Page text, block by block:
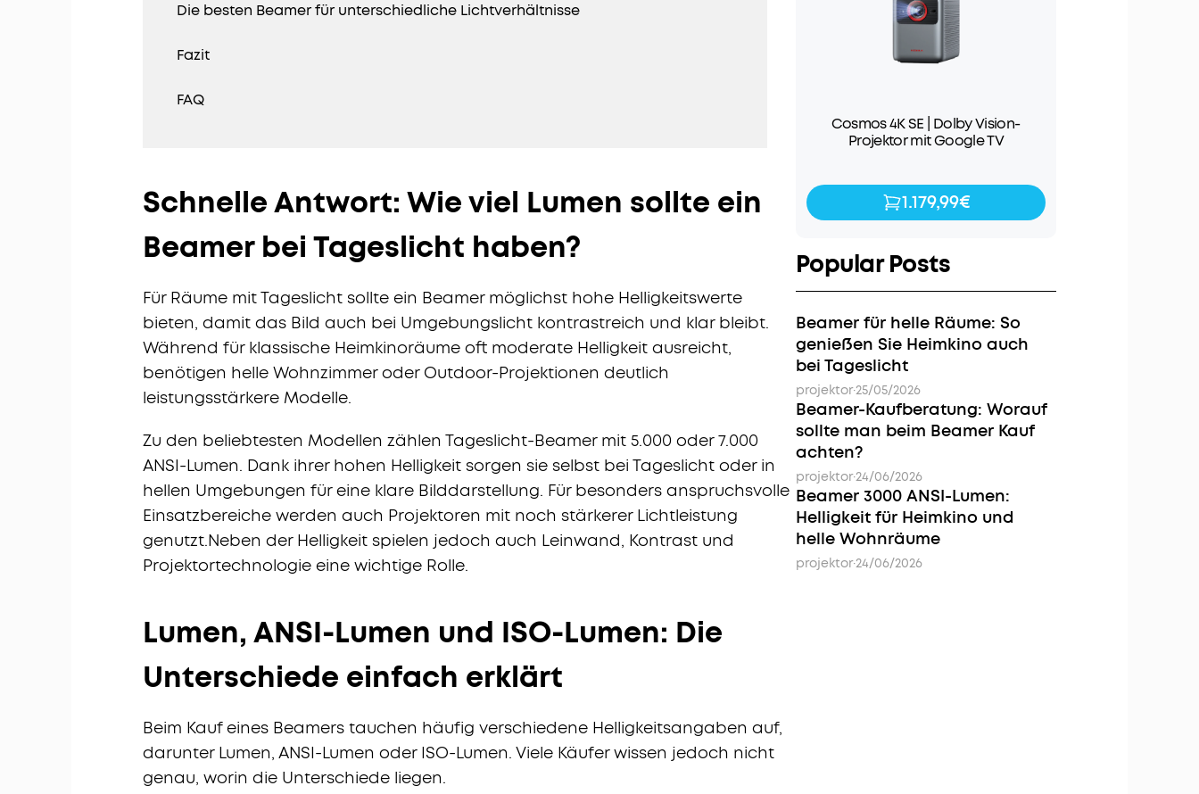
Die besten Beamer für unterschiedliche Lichtverhältnisse
Fazit
FAQ
Schnelle Antwort: Wie viel Lumen sollte ein
Beamer bei Tageslicht haben?
Für Räume mit Tageslicht sollte ein Beamer möglichst hohe Helligkeitswerte
bieten, damit das Bild auch bei Umgebungslicht kontrastreich und klar bleibt.
Während für klassische Heimkinoräume oft moderate Helligkeit ausreicht,
benötigen helle Wohnzimmer oder Outdoor-Projektionen deutlich
leistungsstärkere Modelle.
Zu den beliebtesten Modellen zählen Tageslicht-Beamer mit 5.000 oder 7.000
ANSI-Lumen. Dank ihrer hohen Helligkeit sorgen sie selbst bei Tageslicht oder in
hellen Umgebungen für eine klare Bilddarstellung. Für besonders anspruchsvolle
Einsatzbereiche werden auch Projektoren mit noch stärkerer Lichtleistung
genutzt.Neben der Helligkeit spielen jedoch auch Leinwand, Kontrast und
Projektortechnologie eine wichtige Rolle.
Lumen, ANSI-Lumen und ISO-Lumen: Die
Unterschiede einfach erklärt
Beim Kauf eines Beamers tauchen häufig verschiedene Helligkeitsangaben auf,
darunter Lumen, ANSI-Lumen oder ISO-Lumen. Viele Käufer wissen jedoch nicht
genau, worin die Unterschiede liegen.
Cosmos 4K SE | Dolby Vision-
Projektor mit Google TV
1.179,99€1.499,99€
1.179,99€
Popular Posts
Beamer für helle Räume: So
genießen Sie Heimkino auch
bei Tageslicht
projektor·25/05/2026
Beamer-Kaufberatung: Worauf
sollte man beim Beamer Kauf
achten?
projektor·24/06/2026
Beamer 3000 ANSI-Lumen:
Helligkeit für Heimkino und
helle Wohnräume
projektor·24/06/2026